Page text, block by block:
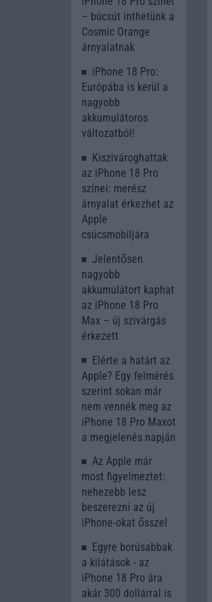
– búcsút inthetünk a
Cosmic Orange
árnyalatnak
iPhone 18 Pro:
Európába is kerül a
nagyobb
akkumulátoros
változatból!
Kiszivároghattak
az iPhone 18 Pro
színei: merész
árnyalat érkezhet az
Apple
csúcsmobiljára
Jelentősen
nagyobb
akkumulátort kaphat
az iPhone 18 Pro
Max – új szivárgás
érkezett
Elérte a határt az
Apple? Egy felmérés
szerint sokan már
nem vennék meg az
iPhone 18 Pro Maxot
a megjelenés napján
Az Apple már
most figyelmeztet:
nehezebb lesz
beszerezni az új
iPhone-okat ősszel
Egyre borúsabbak
a kilátások - az
iPhone 18 Pro ára
akár 300 dollárral is